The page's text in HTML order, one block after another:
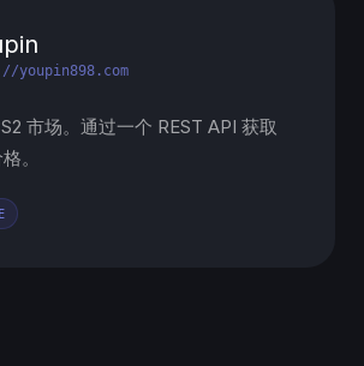
youpin898.com
市场。通过一个 REST API 获取
。